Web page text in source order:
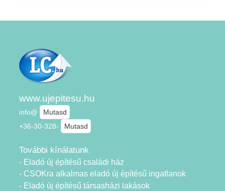
www.ujepitesu.hu
info@
Mutasd
+36-30-328-
Mutasd
További kínálatunk
- Eladó új építésű családi ház
- CSOKra alkalmas eladó új építésű ingatlanok
- Eladó új építésű társasházi lakások